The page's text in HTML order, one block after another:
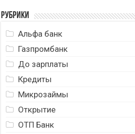
Рубрики
Альфа банк
Газпромбанк
До зарплаты
Кредиты
Микрозаймы
Открытие
ОТП Банк